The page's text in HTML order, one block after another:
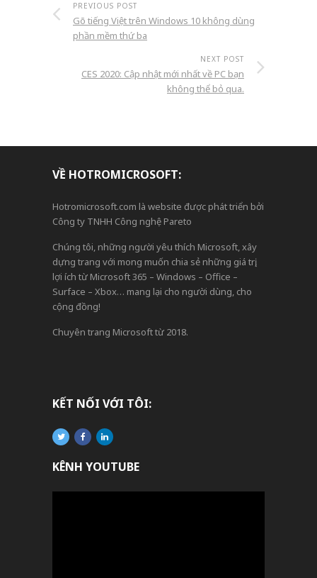
PREVIOUS POST
Gõ tiếng Việt trên Windows 10 không dùng
phần mềm thứ ba
NEXT POST
CES 2020: Cập nhật mới nhất về PC bạn
không thể bỏ qua.
VỀ HOTROMICROSOFT:
Hotromicrosoft.com là website được phát triển bởi
Công ty TNHH Công nghệ Pareto
Chúng tôi, những người yêu thích Microsoft, xây
dựng trang với mong muốn chia sẻ những giá trị,
lợi ích từ Microsoft 365 – Windows – Office –
Surface – Xbox… mang lại cho người dùng, cho
cộng đồng!
Chuyên trang Microsoft từ 2018.
KẾT NỐI VỚI TÔI:
KÊNH YOUTUBE